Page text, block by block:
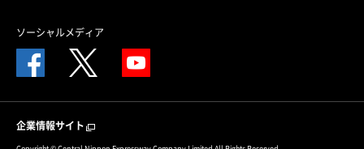
ソーシャルメディア
企業情報サイト